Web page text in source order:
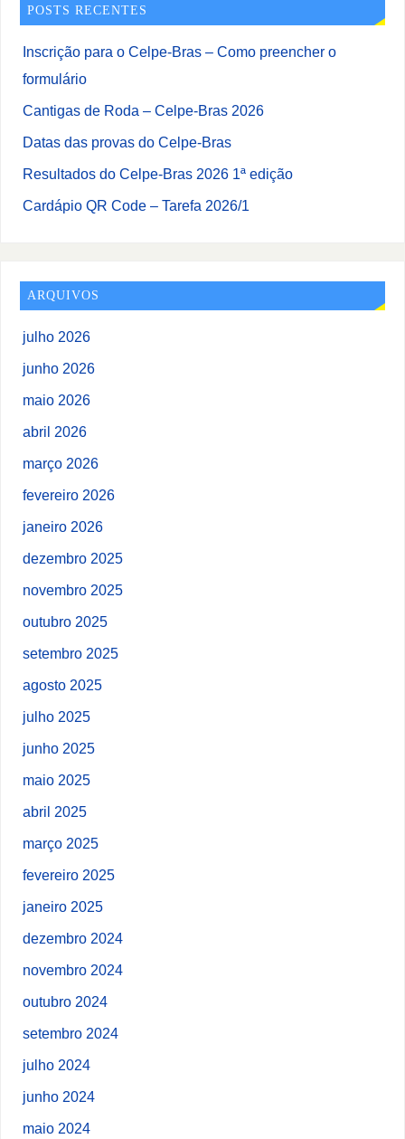
POSTS RECENTES
Inscrição para o Celpe-Bras – Como preencher o
formulário
Cantigas de Roda – Celpe-Bras 2026
Datas das provas do Celpe-Bras
Resultados do Celpe-Bras 2026 1ª edição
Cardápio QR Code – Tarefa 2026/1
ARQUIVOS
julho 2026
junho 2026
maio 2026
abril 2026
março 2026
fevereiro 2026
janeiro 2026
dezembro 2025
novembro 2025
outubro 2025
setembro 2025
agosto 2025
julho 2025
junho 2025
maio 2025
abril 2025
março 2025
fevereiro 2025
janeiro 2025
dezembro 2024
novembro 2024
outubro 2024
setembro 2024
julho 2024
junho 2024
maio 2024